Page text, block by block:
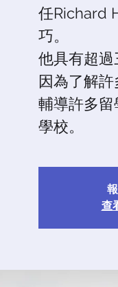
任Richard
巧。
他具有超過
因為了解
輔導許多
學校。
查